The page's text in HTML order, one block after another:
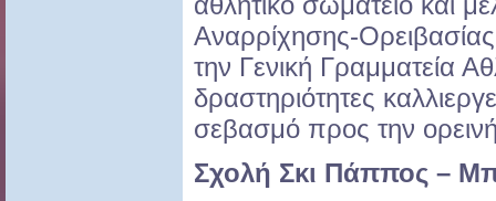
Αναρρίχησης-
την Γενική Γραμματεία
δραστηριότητες
σεβασμό προς την
Σχολή Σκι Πάππος –